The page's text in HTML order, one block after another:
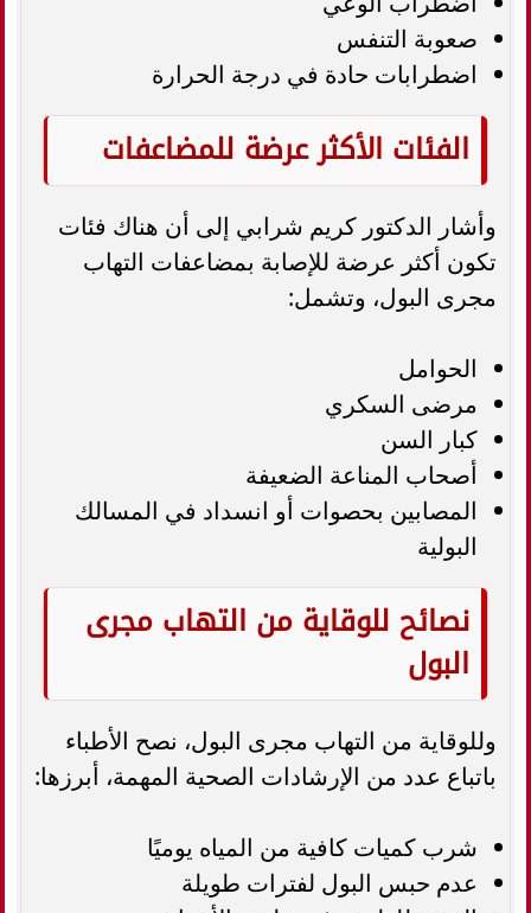
صعوبة التنفس
اضطرابات حادة في درجة الحرارة
الفئات الأكثر عرضة للمضاعفات
وأشار الدكتور كريم شرابي إلى أن هناك فئات
تكون أكثر عرضة للإصابة بمضاعفات التهاب
مجرى البول، وتشمل:
الحوامل
مرضى السكري
كبار السن
أصحاب المناعة الضعيفة
المصابين بحصوات أو انسداد في المسالك
البولية
نصائح للوقاية من التهاب مجرى
البول
وللوقاية من التهاب مجرى البول، نصح الأطباء
باتباع عدد من الإرشادات الصحية المهمة، أبرزها:
شرب كميات كافية من المياه يوميًا
عدم حبس البول لفترات طويلة